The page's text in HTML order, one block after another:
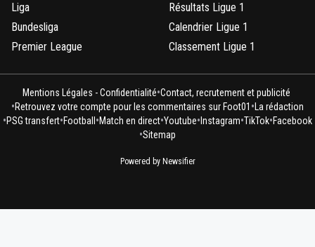
Liga
Bundesliga
Premier League
Résultats Ligue 1
Calendrier Ligue 1
Classement Ligue 1
Mentions Légales - Confidentialité•Contact, recrutement et publicité
•Retrouvez votre compte pour les commentaires sur Foot01 •La rédaction
•PSG transfert•Football •Match en direct•Youtube• Instagram•TikTok•Facebook
•Sitemap
Powered by Newsifier